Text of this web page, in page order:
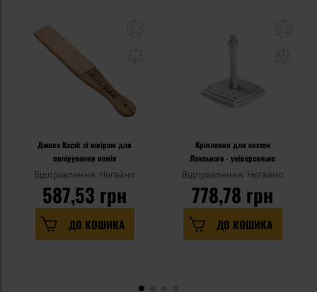
Дошка Kazak зі шкірою для
полірування ножів
Відправлення: Негайно
587,53 грн
ДО КОШИКА
Кріплення для систем
Ланського - універсальне
Відправлення: Негайно
778,78 грн
ДО КОШИКА